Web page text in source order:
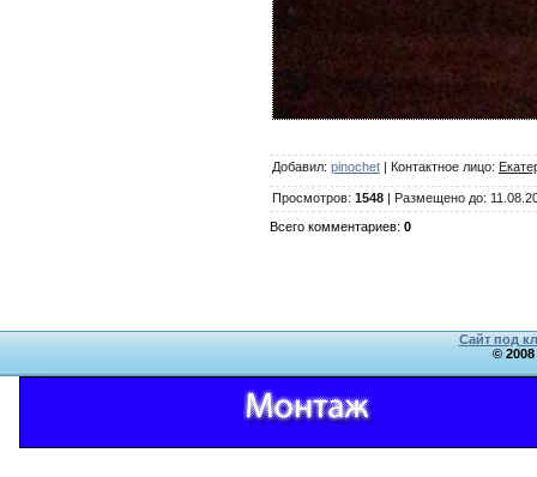
Добавил: pinochet| Контактное лицо:
Просмотров: 1548| Размещено до:
Всего комментариев: 0
Сайт под
©